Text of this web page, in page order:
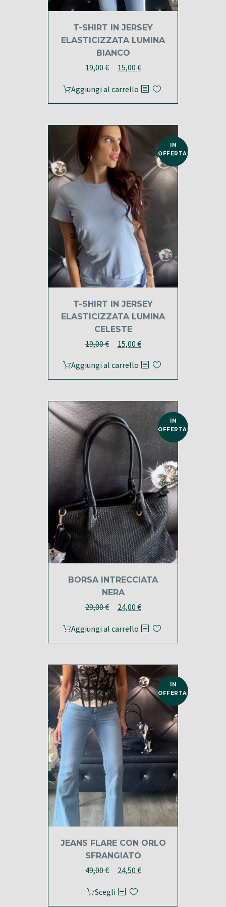
T-SHIRT IN JERSEY
ELASTICIZZATA LUMINA
BIANCO
19,00€
Il
originale
era:
15,00 €
attuale
è:
Aggiungi al carrello
IN
OFFERTA!
T-SHIRT IN JERSEY
ELASTICIZZATA LUMINA
CELESTE
19,00€
Il
originale
era:
15,00 €
attuale
è:
Aggiungi al carrello
IN
OFFERTA!
BORSA INTRECCIATA
NERA
29,00€
Il
originale
era:
24,00 €
attuale
è:
Aggiungi al carrello
IN
OFFERTA!
JEANS FLARE CON ORLO
SFRANGIATO
49,00€
Il
originale
24,50 €
ScegliQuesto
prodotto